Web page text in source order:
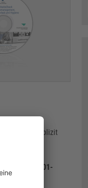
sehr explizit
die
ISO 9001-